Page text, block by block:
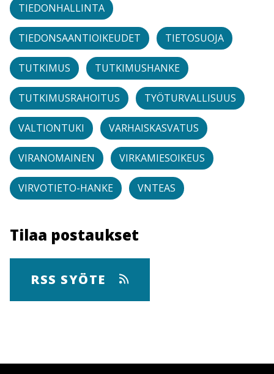
TIEDONHALLINTA
TIEDONSAANTIOIKEUDET TIETOSUOJA
TUTKIMUS TUTKIMUSHANKE
TUTKIMUSRAHOITUS TYÖTURVALLISUUS
VALTIONTUKI VARHAISKASVATUS
VIRANOMAINEN VIRKAMIESOIKEUS
VIRVOTIETO-HANKE VNTEAS
Tilaa postaukset
RSS SYÖTE